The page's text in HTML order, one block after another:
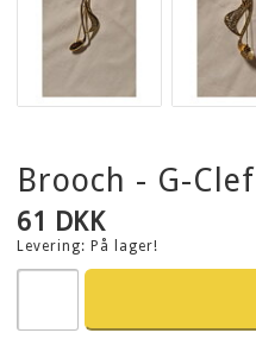
Brooch - G-Clef
61 DKK
Levering: På lager!